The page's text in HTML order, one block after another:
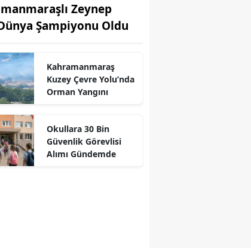
Zeynep
Şampiyonu Oldu
Kahramanmaraş
Kuzey Çevre Yolu’nda
Orman Yangını
Okullara 30 Bin
Güvenlik Görevlisi
Alımı Gündemde